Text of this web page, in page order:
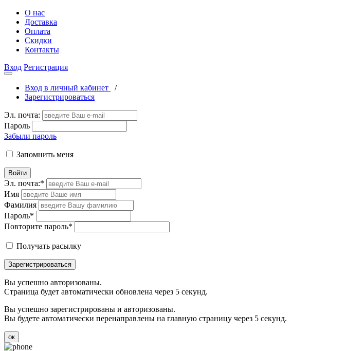
О нас
Доставка
Оплата
Скидки
Контакты
Вход Регистрация
Вход в личный кабинет
/
Зарегистрироваться
Эл. почта:
Пароль
Забыли пароль
Запомнить меня
Войти
Эл. почта:*
Имя
Фамилия
Пароль*
Повторите пароль*
Получать расылку
Зарегистрироваться
Вы успешно авторизованы.
Страница будет автоматически обновлена через 5 секунд.
Вы успешно зарегистрированы и авторизованы.
Вы будете автоматически перенаправлены на главную страницу через 5 секунд.
ок